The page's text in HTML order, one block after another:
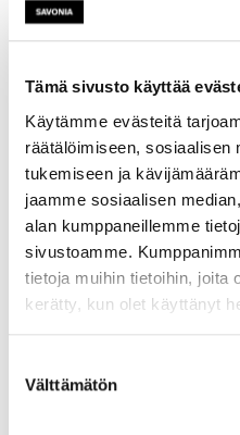
Tämä sivusto käyttää
Käytämme evästeitä
räätälöimiseen, sosiaalisen
tukemiseen ja
jaamme sosiaalisen
alan kumppaneillemme
sivustoamme.
tietoja muihin tietoihin, joita
kerätty, kun olet käyttänyt
valinta
Välttämätön